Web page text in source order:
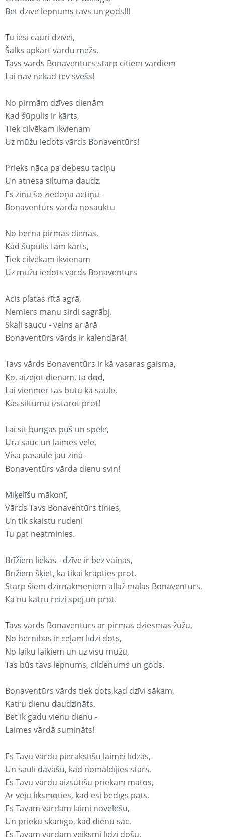
Bet dzīvē lepnums tavs un gods!!!
Tu iesi cauri dzīvei,
Šalks apkārt vārdu mežs.
Tavs vārds Bonaventūrs starp citiem vārdiem
Lai nav nekad tev svešs!
No pirmām dzīves dienām
Kad šūpulis ir kārts,
Tiek cilvēkam ikvienam
Uz mūžu iedots vārds Bonaventūrs!
Prieks nāca pa debesu taciņu
Un atnesa siltuma daudz.
Es zinu šo ziedoņa actiņu -
Bonaventūrs vārdā nosauktu
No bērna pirmās dienas,
Kad šūpulis tam kārts,
Tiek cilvēkam ikvienam
Uz mūžu iedots vārds Bonaventūrs
Acis platas rītā agrā,
Nemiers manu sirdi sagrābj.
Skaļi saucu - velns ar ārā
Bonaventūrs vārds ir kalendārā!
Tavs vārds Bonaventūrs ir kā vasaras gaisma,
Ko, aizejot dienām, tā dod,
Lai vienmēr tas būtu kā saule,
Kas siltumu izstarot prot!
Lai sit bungas pūš un spēlē,
Urā sauc un laimes vēlē,
Visa pasaule jau zina -
Bonaventūrs vārda dienu svin!
Miķelīšu mākonī,
Vārds Tavs Bonaventūrs tinies,
Un tik skaistu rudeni
Tu pat neatminies.
Brīžiem liekas - dzīve ir bez vainas,
Brīžiem šķiet, ka tikai krāpties prot.
Starp šiem dzirnakmeņiem allaž maļas Bonaventūrs,
Kā nu katru reizi spēj un prot.
Tavs vārds Bonaventūrs ar pirmās dziesmas žūžu,
No bērnības ir ceļam līdzi dots,
No laiku laikiem un uz visu mūžu,
Tas būs tavs lepnums, cildenums un gods.
Bonaventūrs vārds tiek dots,kad dzīvi sākam,
Katru dienu daudzināts.
Bet ik gadu vienu dienu -
Laimes vārdā sumināts!
Es Tavu vārdu pierakstīšu laimei līdzās,
Un sauli dāvāšu, kad nomaldījies stars.
Es Tavu vārdu aizsūtīšu priekam matos,
Ar vēju līksmoties, kad esi bēdīgs pats.
Es Tavam vārdam laimi novēlēšu,
Un prieku skanīgo, kad dienu sāc.
Es Tavam vārdam veiksmi līdzi došu,